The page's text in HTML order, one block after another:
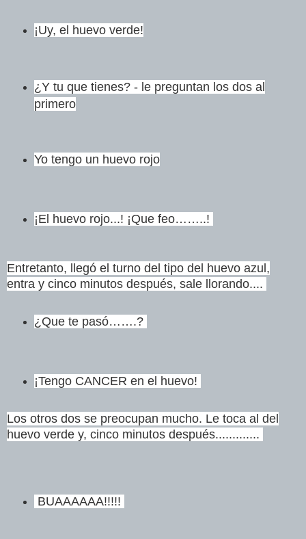
¡Uy, el huevo verde!
¿Y tu que tienes? - le preguntan los dos al
primero
Yo tengo un huevo rojo
¡El huevo rojo...! ¡Que feo……..!
Entretanto, llegó el turno del tipo del huevo azul,
entra y cinco minutos después, sale llorando....
¿Que te pasó…….?
¡Tengo CANCER en el huevo!
Los otros dos se preocupan mucho. Le toca al del
huevo verde y, cinco minutos después.............
BUAAAAAA!!!!!